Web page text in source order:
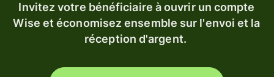
Invitez votre bénéficiaire à ouvrir un compte
Wise et économisez ensemble sur l'envoi et la
réception d'argent.